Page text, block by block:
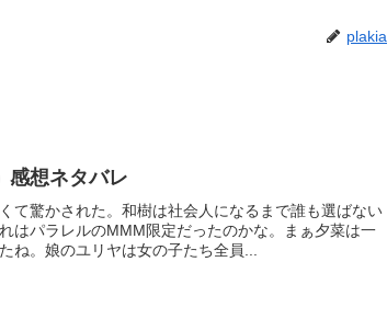
plakia
感想ネタバレ
て驚かされた。和樹は社会人になるまで誰も選ばない
はパラレルのMMM限定だったのかな。まぁ夕菜は一
ね。娘のユリヤは女の子たち全員...